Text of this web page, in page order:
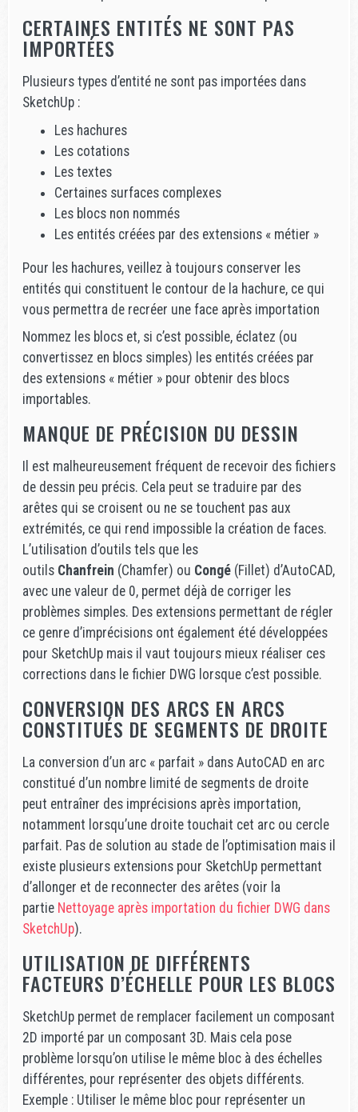
CERTAINES ENTITÉS NE SONT PAS
IMPORTÉES
Plusieurs types d’entité ne sont pas importées dans
SketchUp :
Les hachures
Les cotations
Les textes
Certaines surfaces complexes
Les blocs non nommés
Les entités créées par des extensions « métier »
Pour les hachures, veillez à toujours conserver les
entités qui constituent le contour de la hachure, ce qui
vous permettra de recréer une face après importation
Nommez les blocs et, si c’est possible, éclatez (ou
convertissez en blocs simples) les entités créées par
des extensions « métier » pour obtenir des blocs
importables.
MANQUE DE PRÉCISION DU DESSIN
Il est malheureusement fréquent de recevoir des fichiers
de dessin peu précis. Cela peut se traduire par des
arêtes qui se croisent ou ne se touchent pas aux
extrémités, ce qui rend impossible la création de faces.
L’utilisation d’outils tels que les
outils Chanfrein (Chamfer) ou Congé (Fillet) d’AutoCAD,
avec une valeur de 0, permet déjà de corriger les
problèmes simples. Des extensions permettant de régler
ce genre d’imprécisions ont également été développées
pour SketchUp mais il vaut toujours mieux réaliser ces
corrections dans le fichier DWG lorsque c’est possible.
CONVERSION DES ARCS EN ARCS
CONSTITUÉS DE SEGMENTS DE DROITE
La conversion d’un arc « parfait » dans AutoCAD en arc
constitué d’un nombre limité de segments de droite
peut entraîner des imprécisions après importation,
notamment lorsqu’une droite touchait cet arc ou cercle
parfait. Pas de solution au stade de l’optimisation mais il
existe plusieurs extensions pour SketchUp permettant
d’allonger et de reconnecter des arêtes (voir la
partie Nettoyage après importation du fichier DWG dans
SketchUp).
UTILISATION DE DIFFÉRENTS
FACTEURS D’ÉCHELLE POUR LES BLOCS
SketchUp permet de remplacer facilement un composant
2D importé par un composant 3D. Mais cela pose
problème lorsqu’on utilise le même bloc à des échelles
différentes, pour représenter des objets différents.
Exemple : Utiliser le même bloc pour représenter un